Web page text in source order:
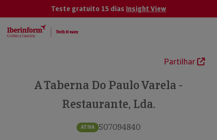
Teste gratuito 15 dias Insight View
Partilhar
A Taberna Do Paulo Varela -
Restaurante, Lda.
ATIVA 507094840